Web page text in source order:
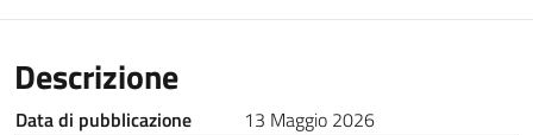
Descrizione
Data di pubblicazione
13 Maggio 2026